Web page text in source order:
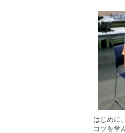
はじめに
コツを学